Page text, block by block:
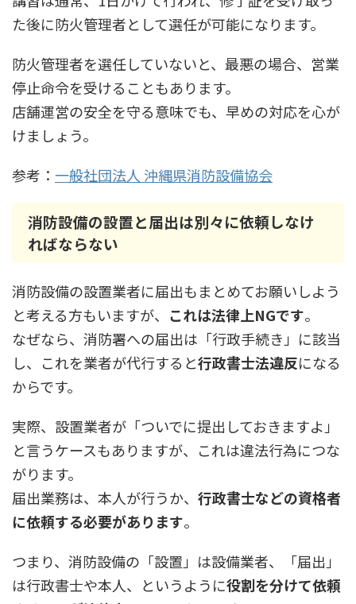
た後に防火管理者として選任が可能になります。
防火管理者を選任していないと、最悪の場合、営業
停止命令を受けることもあります。
店舗運営の安全を守る意味でも、早めの対応を心が
けましょう。
参考： 一般社団法人 沖縄県消防設備協会
消防設備の設置と届出は別々に依頼しなけ
ればならない
消防設備の設置業者に届出もまとめてお願いしよう
と考える方もいますが、 これは法律上NGです。
なぜなら、消防署への届出は「行政手続き」に該当
し、これを業者が代行すると行政書士法違反になる
からです。
実際、設置業者が「ついでに提出しておきますよ」
と言うケースもありますが、これは違法行為につな
がります。
届出業務は、本人が行うか、 行政書士などの資格者
に依頼する必要があります。
つまり、消防設備の「設置」は設備業者、「届出」
は行政書士や本人、というように役割を分けて依頼